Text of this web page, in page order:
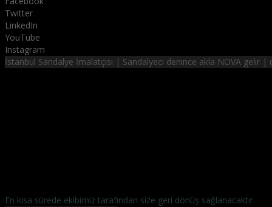
Twitter
LinkedIn
YouTube
Instagram
İstanbul Sandalye İmalatçısı | Sandalyeci denince akla NOVA gelir
En kısa sürede ekibimiz tarafından size geri dönüş sağlanacaktır.